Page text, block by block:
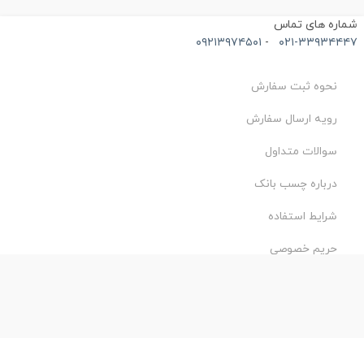
های تماس
۳۳۹۳۴۴۴۷- ۰۹۲۱۳۹۷۴۵۰۱
نحوه ثبت سفارش
رویه ارسال سفارش
سوالات متداول
درباره چسب بانک
شرایط استفاده
حریم خصوصی